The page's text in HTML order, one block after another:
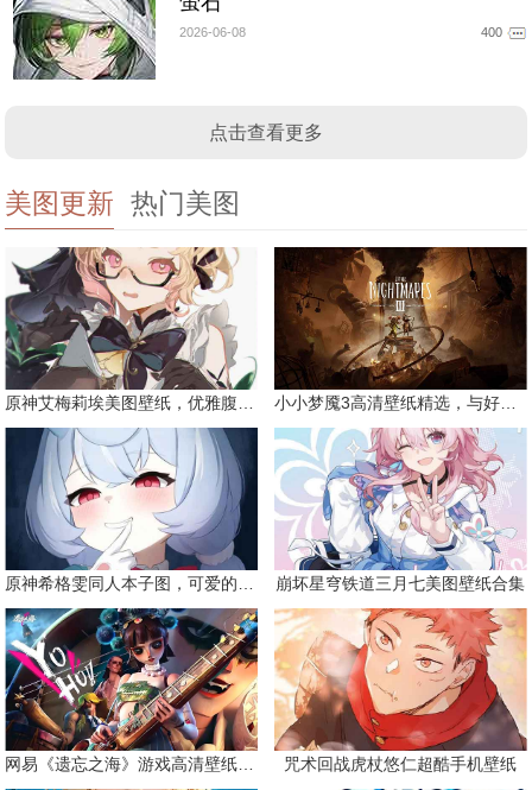
2026-06-08 400
点击查看更多
美图更新 热门美图
原神艾梅莉埃美图壁纸，优雅腹黑眼镜娘 小小梦魇3高清壁纸精选，与好友一同面对恐惧
原神希格雯同人本子图，可爱的双马尾 崩坏星穹铁道三月七美图壁纸合集
网易《遗忘之海》游戏高清壁纸精选 咒术回战虎杖悠仁超酷手机壁纸